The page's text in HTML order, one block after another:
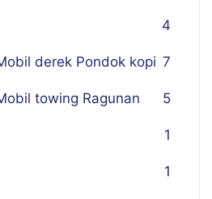
4
derek Pondok kopi 7
towing Ragunan 5
1
1